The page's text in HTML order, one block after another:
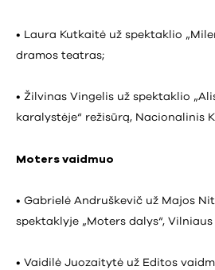
• Laura Kutkaitė už spektaklio
dramos teatras;
• Žilvinas Vingelis už spektaklio
karalystėje“ režisūrą, Nacionalinis
Moters vaidmuo
• Gabrielė Andruškevič už Majos
spektaklyje „Moters dalys“,
• Vaidilė Juozaitytė už Editos